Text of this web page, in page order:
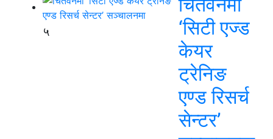
५
‘सिटी एज्ड
केयर
ट्रेनिङ
एण्ड रिसर्च
सेन्टर’